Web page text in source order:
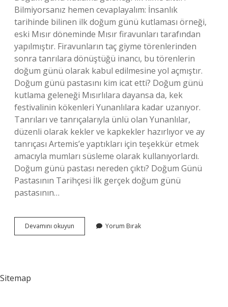
Bilmiyorsanız hemen cevaplayalım: İnsanlık
tarihinde bilinen ilk doğum günü kutlaması örneği,
eski Mısır döneminde Mısır firavunları tarafından
yapılmıştır. Firavunların taç giyme törenlerinden
sonra tanrılara dönüştüğü inancı, bu törenlerin
doğum günü olarak kabul edilmesine yol açmıştır.
Doğum günü pastasını kim icat etti? Doğum günü
kutlama geleneği Mısırlılara dayansa da, kek
festivalinin kökenleri Yunanlılara kadar uzanıyor.
Tanrıları ve tanrıçalarıyla ünlü olan Yunanlılar,
düzenli olarak kekler ve kapkekler hazırlıyor ve ay
tanrıçası Artemis’e yaptıkları için teşekkür etmek
amacıyla mumları süsleme olarak kullanıyorlardı.
Doğum günü pastası nereden çıktı? Doğum Günü
Pastasının Tarihçesi İlk gerçek doğum günü
pastasının…
Devamını okuyun
Doğum
Yorum Bırak
Sitemap